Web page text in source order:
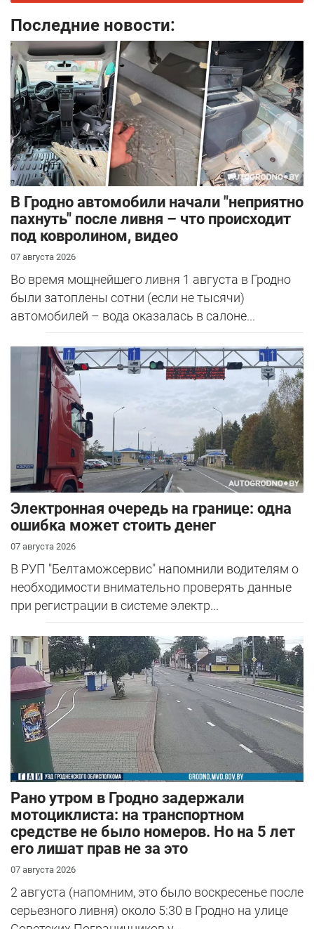
Последние новости:
В Гродно автомобили начали "неприятно
пахнуть" после ливня – что происходит
под ковролином, видео
07 августа 2026
Во время мощнейшего ливня 1 августа в Гродно
были затоплены сотни (если не тысячи)
автомобилей – вода оказалась в салоне...
Электронная очередь на границе: одна
ошибка может стоить денег
07 августа 2026
В РУП "Белтаможсервис" напомнили водителям о
необходимости внимательно проверять данные
при регистрации в системе электр...
Рано утром в Гродно задержали
мотоциклиста: на транспортном
средстве не было номеров. Но на 5 лет
его лишат прав не за это
07 августа 2026
2 августа (напомним, это было воскресенье после
серьезного ливня) около 5:30 в Гродно на улице